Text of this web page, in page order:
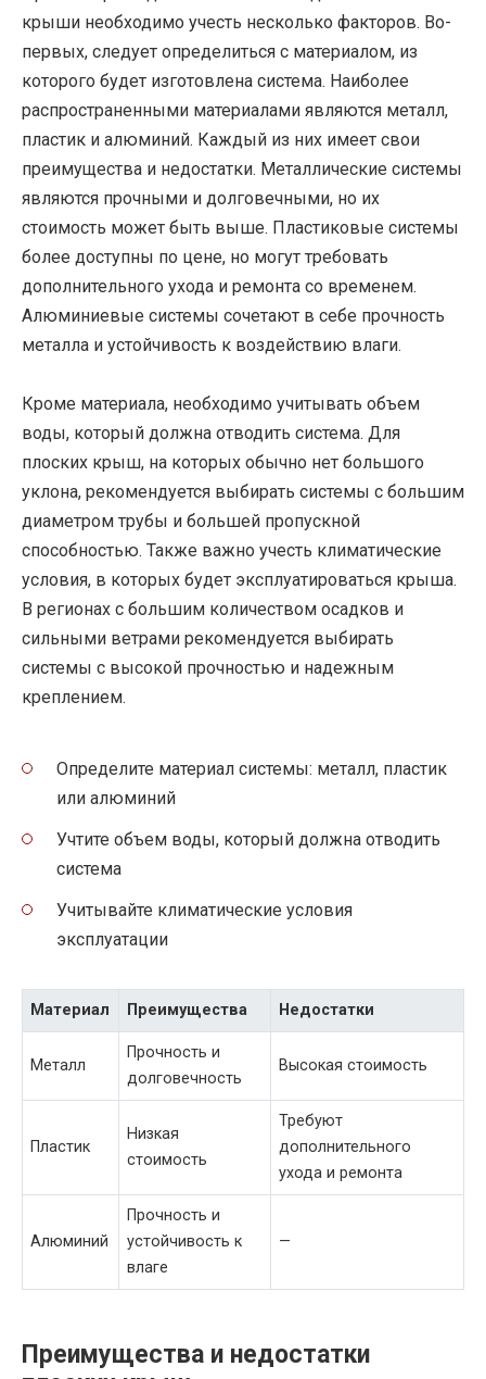
крыши необходимо учесть несколько факторов. Во-
первых, следует определиться с материалом, из
которого будет изготовлена система. Наиболее
распространенными материалами являются металл,
пластик и алюминий. Каждый из них имеет свои
преимущества и недостатки. Металлические системы
являются прочными и долговечными, но их
стоимость может быть выше. Пластиковые системы
более доступны по цене, но могут требовать
дополнительного ухода и ремонта со временем.
Алюминиевые системы сочетают в себе прочность
металла и устойчивость к воздействию влаги.
Кроме материала, необходимо учитывать объем
воды, который должна отводить система. Для
плоских крыш, на которых обычно нет большого
уклона, рекомендуется выбирать системы с большим
диаметром трубы и большей пропускной
способностью. Также важно учесть климатические
условия, в которых будет эксплуатироваться крыша.
В регионах с большим количеством осадков и
сильными ветрами рекомендуется выбирать
системы с высокой прочностью и надежным
креплением.
Определите материал системы: металл, пластик
или алюминий
Учтите объем воды, который должна отводить
система
Учитывайте климатические условия
эксплуатации
Материал Преимущества Недостатки
Металл
Прочность и
долговечность
Высокая стоимость
Пластик
Низкая
стоимость
Требуют
дополнительного
ухода и ремонта
Алюминий
Прочность и
устойчивость к
влаге
—
Преимущества и недостатки